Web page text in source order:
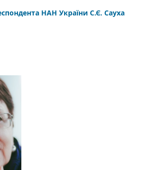
НАН України С.Є. Сауха